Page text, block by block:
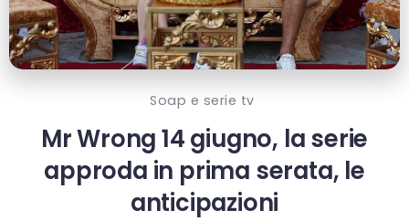
Soap e serie tv
Mr Wrong 14 giugno, la serie
approda in prima serata, le
anticipazioni